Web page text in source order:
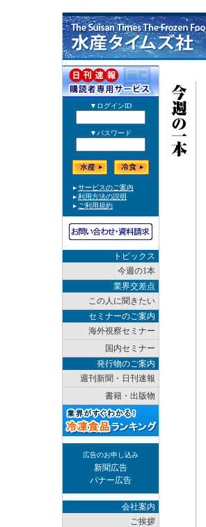
トピックス
今週の1本
業界交差点
この人に聞きたい
セミナーのご案内
海外視察セミナー
国内セミナー
発行物のご案内
週刊新聞・日刊速報
書籍・出版物
広告のお申し込み
新聞広告
バナー広告
会社案内
ご挨拶